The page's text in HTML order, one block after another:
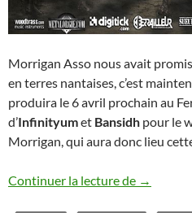
Morrigan Asso nous avait
en terres nantaises, c’est
produira le 6 avril prochain au
d’Infinityumet Bansidh pour le
Morrigan, qui aura donc lieu
Continuer la lecture de Warm
→